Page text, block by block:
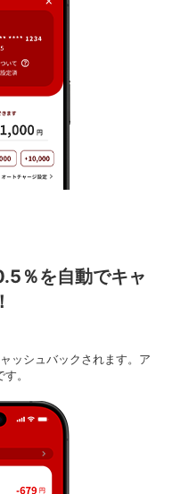
％を自動でキャ
ッシュバックされます。ア
。